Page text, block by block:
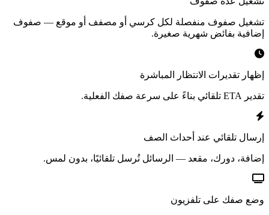
تشغيل صفوف منفصلة لكل كرسي أو مصفف أو موقع — صفوف
إضافية بفائض شهرية صغيرة.
إظهار تقديرات الانتظار المباشرة
تقدير ETA تلقائي بناءً على سرعة صفك الفعلية.
إرسال تلقائي عند أحداث الصف
إضافة، دورك، مقعد — الرسائل تُرسل تلقائيًا، بدون لمس.
وضع صفك على تلفزيون